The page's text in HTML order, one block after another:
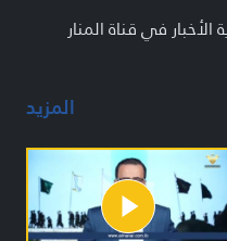
في قناة المنار
المزيد